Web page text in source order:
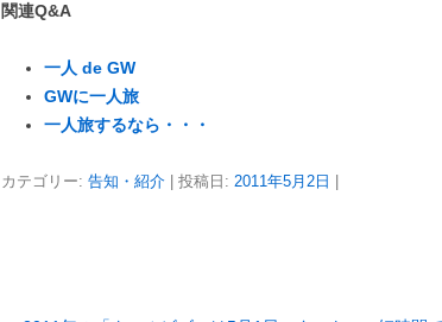
関連Q&A
一人 de GW
GWに一人旅
一人旅するなら・・・
カテゴリー: 告知・紹介 | 投稿日: 2011年5月2日